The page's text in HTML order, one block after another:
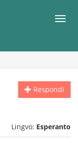
Respondi
Lingvo: Esperanto